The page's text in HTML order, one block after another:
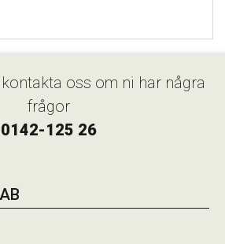
oss om ni har några
frågor
0142-125 26